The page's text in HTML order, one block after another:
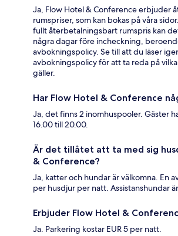
Ja, Flow Hotel & Conference erbjuder
rumspriser, som kan bokas på våra
fullt återbetalningsbart rumspris kan
några dagar före incheckning,
avbokningspolicy. Se till att du läser
avbokningspolicy för att ta reda på
gäller.
Har Flow Hotel & Conference
Ja, det finns 2 inomhuspooler. Gäster
16.00 till 20.00.
Är det tillåtet att ta med sig
& Conference?
Ja, katter och hundar är välkomna. En
per husdjur per natt. Assistanshundar
Erbjuder Flow Hotel &
Ja. Parkering kostar EUR 5 per natt.